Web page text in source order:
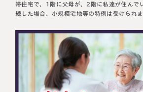
450-0002
大宮事務
〒330-
帯住宅で、1階に父母が、2階に私達が住んで
続した場合、小規模宅地等の特例は受けられますか？ こん
合、中で行き来ができなかったとしても、同
つまり、ご質問のケースでは、小規模宅地等